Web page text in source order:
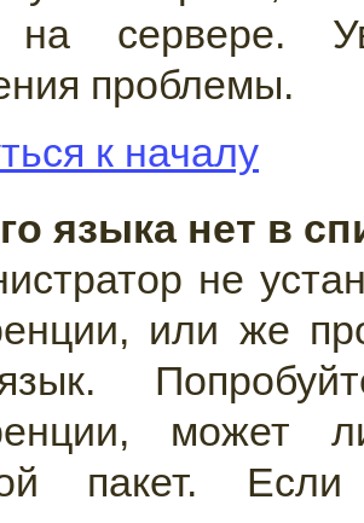
сервере.
проблемы.
к началу
языка нет в
не
или же
может
пакет.